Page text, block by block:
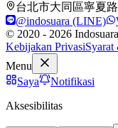
台北市大同區寧夏
@indosuara (LINE)
© 2020 - 2026
Kebijakan PrivasiSyarat
Menu
Saya
Notifikasi
Aksesibilitas